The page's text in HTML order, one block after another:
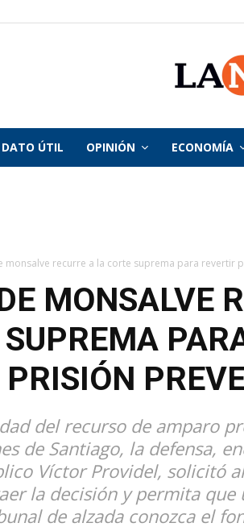
DATO ÚTIL OPINIÓN ECONOMÍA
monsalve recurre a la corte suprema para revertir
MONSALVE
PRISIÓN
del recurso de amparo
de Santiago, la defensa,
Víctor Providel, solicitó
la decisión y permita que
de alzada conozca el